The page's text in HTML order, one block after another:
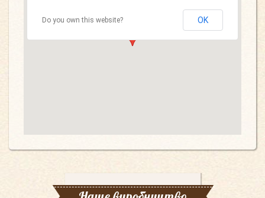
Do you own this website? OK